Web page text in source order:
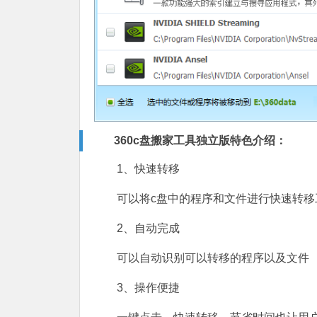
360c盘搬家工具独立版特色介绍：
1、快速转移
可以将c盘中的程序和文件进行快速转
2、自动完成
可以自动识别可以转移的程序以及文件
3、操作便捷